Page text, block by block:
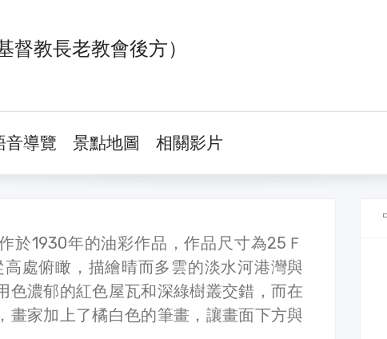
督教長老教會後方）
音導覽 景點地圖 相關影片
於1930年的油彩作品，作品尺寸為25Ｆ
高處俯瞰，描繪晴而多雲的淡水河港灣與
色濃郁的紅色屋瓦和深綠樹叢交錯，而在
畫家加上了橘白色的筆畫，讓畫面下方與